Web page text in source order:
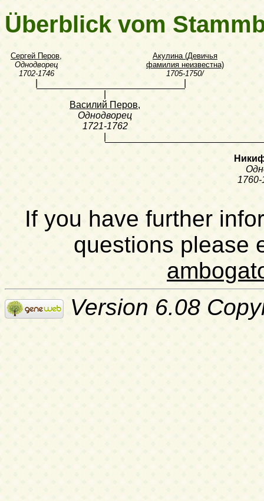
Überblick vom
Сергей Перов,
Однодворец
1702-1746
Акулина (Девичья
фамилия неизвестна)
1705-1750/
Василий Перов,
Однодворец
1721-1762
1760-
If you have further
questions please
Version 6.08